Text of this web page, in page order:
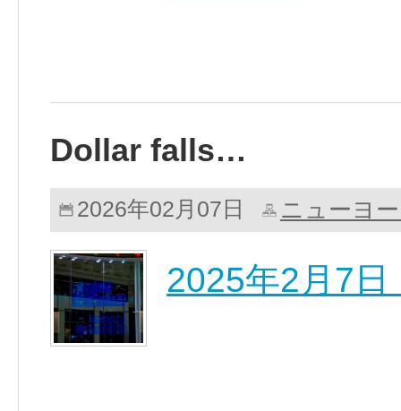
Dollar falls…
2026年02月07日 ニューヨ
2025年2月7